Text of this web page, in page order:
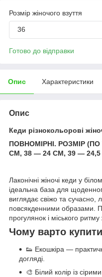
Розмір жіночого взуття
36
Готово до відправки
Опис Характеристики
Опис
Кеди різнокольорові
ПОВНОМІРНІ. РОЗМІР (ПО
СМ, 38 — 24 СМ, 39 —
Лаконічні жіночі кеди у
ідеальна база для
виглядає свіжо та сучасно,
повсякденними образами.
прогулянок і міського ритму
Чому варто
👟 Екошкіра —
догляді.
🎨 Білий колір із